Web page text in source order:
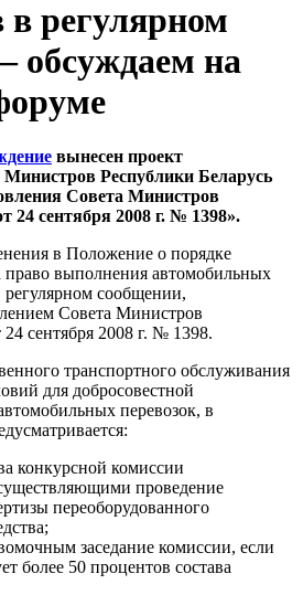
в регулярном
обсуждаем на
вынесен проект
Республики Беларусь
Совета Министров
24 сентября 2008 г. № 1398».
в Положение о порядке
право выполнения автомобильных
регулярном сообщении,
Совета Министров
сентября 2008 г. № 1398.
транспортного обслуживания
для добросовестной
перевозок, в
конкурсной комиссии
проведение
переоборудованного
заседание комиссии, если
более 50 процентов состава